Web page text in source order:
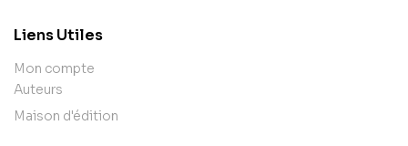
Liens Utiles
Mon compte
Auteurs
Maison d'édition